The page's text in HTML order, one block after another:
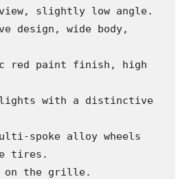
slightly low angle.
design, wide body,
red paint finish, high
with a distinctive
spoke alloy wheels
tires.
on the grille.